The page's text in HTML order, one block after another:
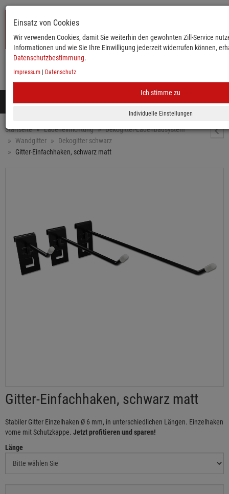
Toggle
Startseite Ladeneinrichtung
Dekogitter-Ladenbausystem
Wandgitter
Dekogitter schwarz
Gitter-Einfachhaken, schwarz matt
Gitter-Einfachhaken, schwarz matt
Stabiler Gitter Einzelhaken Ø 6 mm, in unterschiedlichen Längen. Einzelhaken
vorne mit Schutzkappe. Jetzt profitieren und sparen!
Länge
Einsatz von Cookies
Wir verwenden Cookies, damit Sie weiterhin den gewohnten Zill-Service
Informationen und wie Sie Ihre Einwilligung jederzeit widerrufen können,
Datenschutzbestimmung.
Impressum Datenschutz
Ich stimme zu